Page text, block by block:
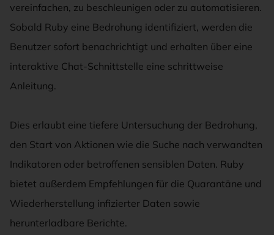
vereinfachen, zu beschleunigen oder zu automatisieren.
Sobald Ruby eine Bedrohung identifiziert, werden die
Benutzer sofort benachrichtigt und erhalten über eine
interaktive Chat-Schnittstelle eine schrittweise
Anleitung.
Dies erlaubt eine tiefere Untersuchung der Bedrohung,
den Start von Aktionen wie die Suche nach verwandten
Indikatoren oder betroffenen sensiblen Daten. Ruby
bietet außerdem Empfehlungen für die Quarantäne und
Wiederherstellung infizierter Daten sowie
herunterladbare Berichte.